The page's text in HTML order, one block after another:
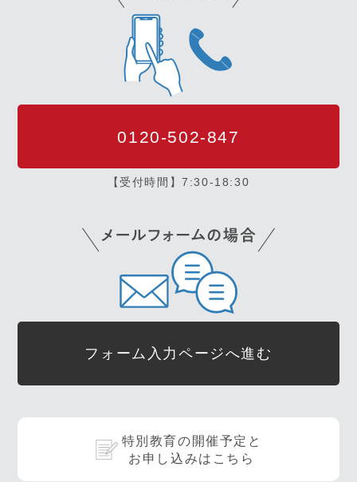
0120-502-847
【受付時間】7:30-18:30
フォーム入力ページへ進む
特別教育の開催予定と
お申し込みはこちら